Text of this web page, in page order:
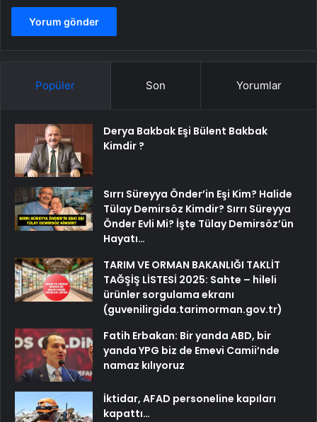
Popüler Son Yorumlar
Derya Bakbak Eşi Bülent Bakbak
Kimdir ?
Sırrı Süreyya Önder’in Eşi Kim? Halide
Tülay Demirsöz Kimdir? Sırrı Süreyya
Önder Evli Mi? İşte Tülay Demirsöz’ün
Hayatı…
TARIM VE ORMAN BAKANLIĞI TAKLİT
TAĞŞİŞ LİSTESİ 2025: Sahte – hileli
ürünler sorgulama ekranı
(guvenilirgida.tarimorman.gov.tr)
Fatih Erbakan: Bir yanda ABD, bir
yanda YPG biz de Emevi Camii’nde
namaz kılıyoruz
İktidar, AFAD personeline kapıları
kapattı…